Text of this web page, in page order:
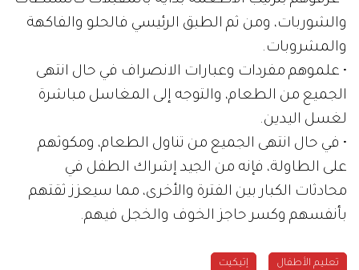
والشوربات، ومن ثم الطبق الرئيسي فالحلو والفاكهة
والمشروبات.
• علموهم مفردات وعبارات الانصراف في حال انتهى
الجميع من الطعام، والتوجه إلى المغاسل مباشرة
لغسل اليدين.
• في حال انتهى الجميع من تناول الطعام، ومكوثهم
على الطاولة، فإنه من الجيد إشراك الطفل في
محادثات الكبار بين الفترة والأخرى، مما سيعزز ثقتهم
بأنفسهم وكسر حاجز الخوف والخجل فيهم.
تعليم الأطفال إتيكيت